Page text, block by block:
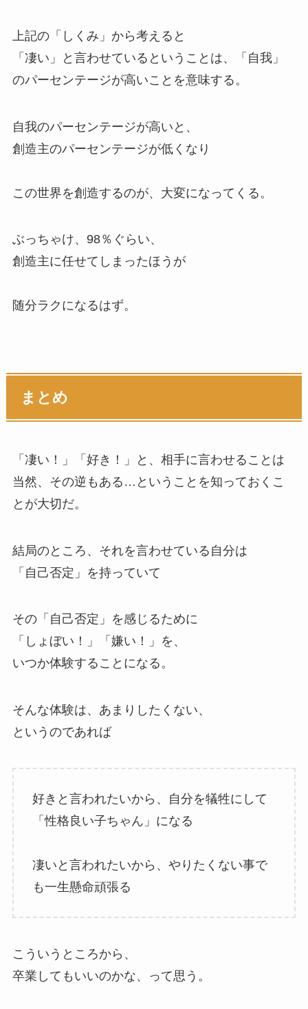
上記の「しくみ」から考えると
「凄い」と言わせているということは、「自我」
のパーセンテージが高いことを意味する。
自我のパーセンテージが高いと、
創造主のパーセンテージが低くなり
この世界を創造するのが、大変になってくる。
ぶっちゃけ、98％ぐらい、
創造主に任せてしまったほうが
随分ラクになるはず。
まとめ
「凄い！」「好き！」と、相手に言わせることは
当然、その逆もある…ということを知っておくこ
とが大切だ。
結局のところ、それを言わせている自分は
「自己否定」を持っていて
その「自己否定」を感じるために
「しょぼい！」「嫌い！」を、
いつか体験することになる。
そんな体験は、あまりしたくない、
というのであれば
好きと言われたいから、自分を犠牲にして
「性格良い子ちゃん」になる
凄いと言われたいから、やりたくない事で
も一生懸命頑張る
こういうところから、
卒業してもいいのかな、って思う。